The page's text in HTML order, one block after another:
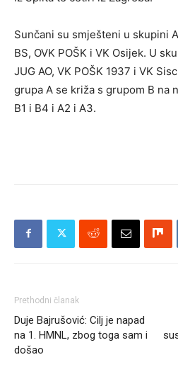
Sunčani su smješteni u skupini
BS, OVK POŠK i VK Osijek. U
JUG AO, VK POŠK 1937 i VK
grupa A se križa s grupom B na
B1 i B4 i A2 i A3.
Prethodni članak
Duje Bajrušović: Cilj je napad
na 1. HMNL, zbog toga sam i
došao